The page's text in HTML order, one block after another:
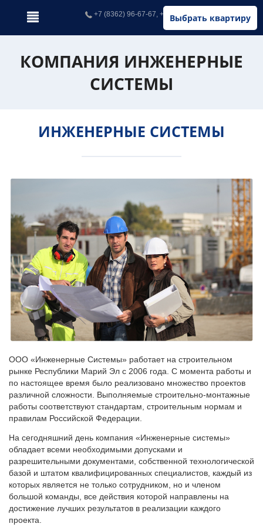
Выбрать квартиру
+7 (8362) 96-67-67, +7 (902) 326-67-67
КОМПАНИЯ ИНЖЕНЕРНЫЕ
СИСТЕМЫ
ИНЖЕНЕРНЫЕ СИСТЕМЫ
ООО «Инженерные Системы» работает на строительном
рынке Республики Марий Эл с 2006 года. С момента работы и
по настоящее время было реализовано множество проектов
различной сложности. Выполняемые строительно-монтажные
работы соответствуют стандартам, строительным нормам и
правилам Российской Федерации.
На сегодняшний день компания «Инженерные системы»
обладает всеми необходимыми допусками и
разрешительными документами, собственной технологической
базой и штатом квалифицированных специалистов, каждый из
которых является не только сотрудником, но и членом
большой команды, все действия которой направлены на
достижение лучших результатов в реализации каждого
проекта.